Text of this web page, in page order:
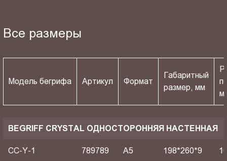
Все размеры
Модель бегрифа Артикул Формат
Габаритный
размер, мм
BEGRIFF CRYSTAL ОДНОСТОРОННЯЯ НАСТЕННАЯ
CC-Y-1 789789 A5 198*260*9